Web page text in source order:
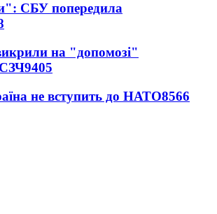
СБУ попередила
на "допомозі"
СЗЧ9405
не вступить до НАТО8566